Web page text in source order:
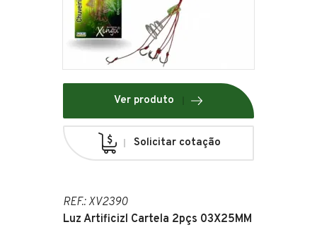
Ver produto
Solicitar cotação
REF.: XV2390
Luz Artificizl Cartela 2pçs 03X25MM